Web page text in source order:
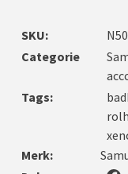
SKU:
Categorie
Tags:
Merk: